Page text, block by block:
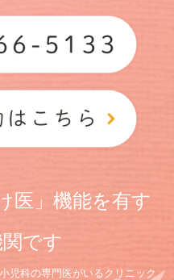
医」機能を有す
です
児科の専門医がいるクリニック